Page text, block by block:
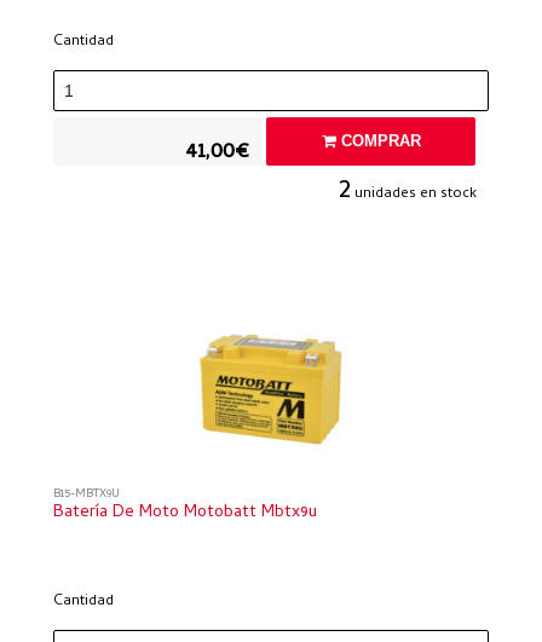
Cantidad
41,00€ COMPRAR
2 unidades en stock
B15-MBTX9U
Batería De Moto Motobatt Mbtx9u
Cantidad